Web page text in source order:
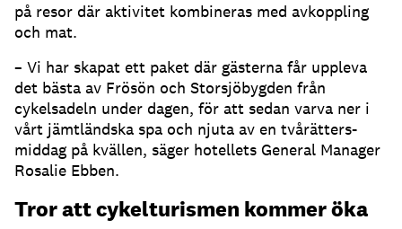
på resor där aktivitet kombineras med avkoppling
och mat.
– Vi har skapat ett paket där gästerna får uppleva
det bästa av Frösön och Storsjöbygden från
cykelsadeln under dagen, för att sedan varva ner i
vårt jämtländska spa och njuta av en tvårätters-
middag på kvällen, säger hotellets General Manager
Rosalie Ebben.
Tror att cykelturismen kommer öka